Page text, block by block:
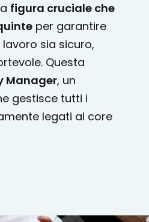
figura cruciale che
per garantire
sia sicuro,
Questa
Manager, un
gestisce tutti i
legati al core